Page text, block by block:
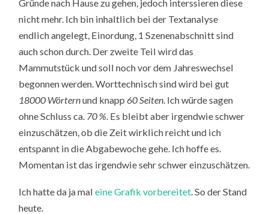
Gründe nach Hause zu gehen, jedoch interssieren diese
nicht mehr. Ich bin inhaltlich bei der Textanalyse
endlich angelegt, Einordung, 1 Szenenabschnitt sind
auch schon durch. Der zweite Teil wird das
Mammutstück und soll noch vor dem Jahreswechsel
begonnen werden. Worttechnisch sind wird bei gut
18000 Wörternund knapp 60 Seiten. Ich würde sagen
ohne Schluss ca. 70 %. Es bleibt aber irgendwie schwer
einzuschätzen, ob die Zeit wirklich reicht und ich
entspannt in die Abgabewoche gehe. Ich hoffe es.
Momentan ist das irgendwie sehr schwer einzuschätzen.
Ich hatte da ja maleine Grafik vorbereitet . So der Stand
heute.